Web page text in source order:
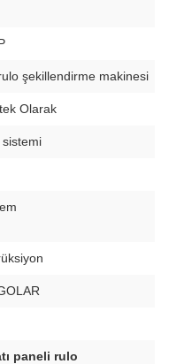
şekillendirme makinesi
Olarak
sistemi
paneli rulo